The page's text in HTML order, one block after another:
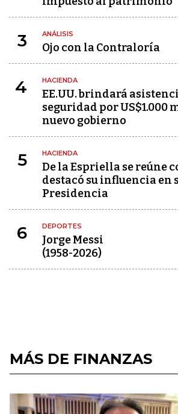
3 ANÁLISIS
Ojo con la Contraloría
4 HACIENDA
EE.UU. brindará
seguridad por US$1.000
nuevo gobierno
5 HACIENDA
De la Espriella se reúne
destacó su influencia en
Presidencia
6 DEPORTES
Jorge Messi
(1958-2026)
MÁS DE FINANZAS